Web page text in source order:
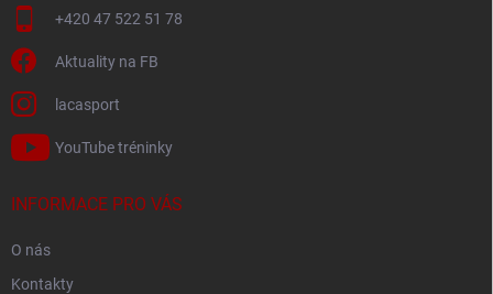
+420 47 522 51 78
Aktuality na FB
lacasport
YouTube tréninky
INFORMACE PRO VÁS
O nás
Kontakty